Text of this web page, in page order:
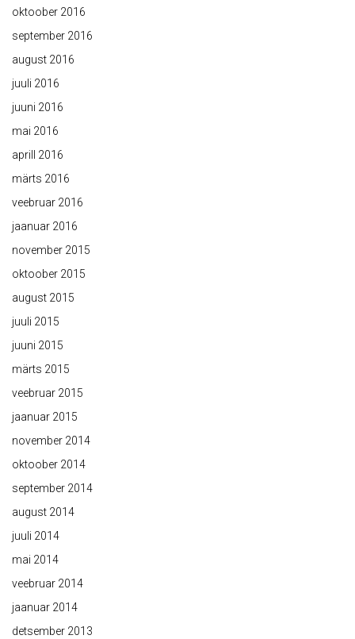
oktoober 2016
september 2016
august 2016
juuli 2016
juuni 2016
mai 2016
aprill 2016
märts 2016
veebruar 2016
jaanuar 2016
november 2015
oktoober 2015
august 2015
juuli 2015
juuni 2015
märts 2015
veebruar 2015
jaanuar 2015
november 2014
oktoober 2014
september 2014
august 2014
juuli 2014
mai 2014
veebruar 2014
jaanuar 2014
detsember 2013